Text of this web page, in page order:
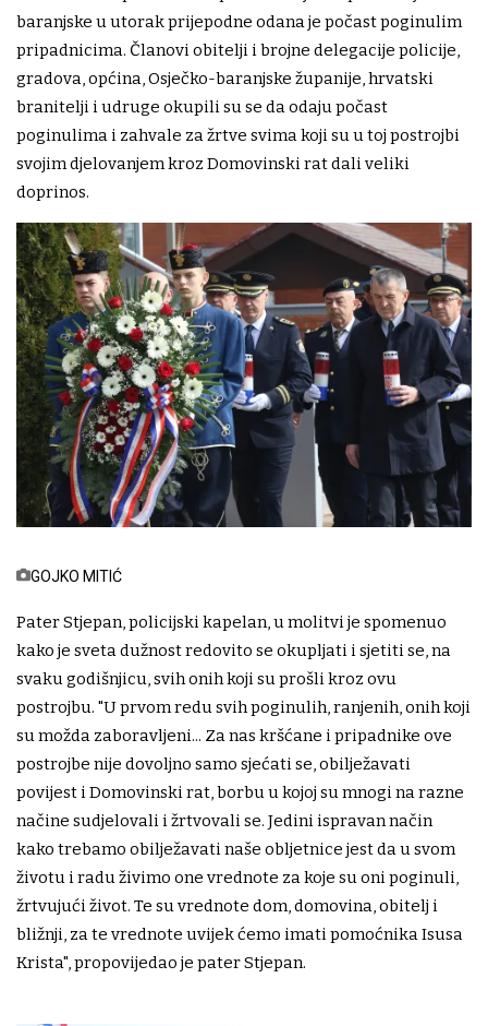
baranjske u utorak prijepodne odana je počast poginulim
pripadnicima. Članovi obitelji i brojne delegacije policije,
gradova, općina, Osječko-baranjske županije, hrvatski
branitelji i udruge okupili su se da odaju počast
poginulima i zahvale za žrtve svima koji su u toj postrojbi
svojim djelovanjem kroz Domovinski rat dali veliki
doprinos.
GOJKO MITIĆ
Pater Stjepan, policijski kapelan, u molitvi je spomenuo
kako je sveta dužnost redovito se okupljati i sjetiti se, na
svaku godišnjicu, svih onih koji su prošli kroz ovu
postrojbu. "U prvom redu svih poginulih, ranjenih, onih koji
su možda zaboravljeni... Za nas kršćane i pripadnike ove
postrojbe nije dovoljno samo sjećati se, obilježavati
povijest i Domovinski rat, borbu u kojoj su mnogi na razne
načine sudjelovali i žrtvovali se. Jedini ispravan način
kako trebamo obilježavati naše obljetnice jest da u svom
životu i radu živimo one vrednote za koje su oni poginuli,
žrtvujući život. Te su vrednote dom, domovina, obitelj i
bližnji, za te vrednote uvijek ćemo imati pomoćnika Isusa
Krista", propovijedao je pater Stjepan.